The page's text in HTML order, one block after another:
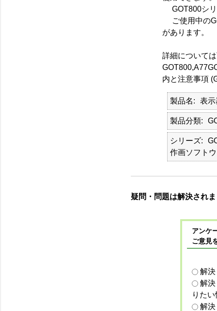
GOT800シリ
ご使用中の
があります。
詳細について
内と注意事項
製品名 表示
製品分類
シリーズ
作画ソフト
疑問・問題は解決され
アンケ
ご意見
解
解
りた
解